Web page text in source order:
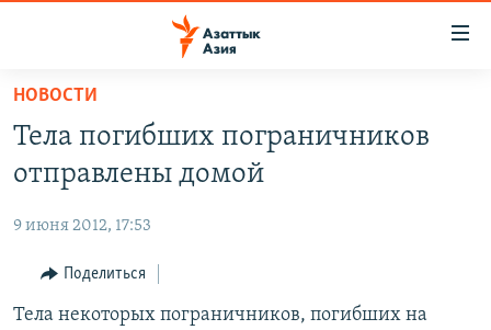
Вернуться
основному
содержанию
Вернутся
навигации
Вернутся
ЦЕНТРАЛЬНАЯ АЗИЯ
УЗБЕКИСТАН
ТАДЖИКИСТАН
ВОЙНА В УКРАИНЕ
НА ДРУГИХ ЯЗЫКАХ
ҚАЗАҚША
КЫРГЫЗЧА
НОВОСТИ
Тела погибших пограничников
отправлены домой
9 июня 2012, 17:53
Поделиться
Тела некоторых пограничников, погибших на